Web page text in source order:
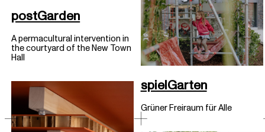
postGarden
A permacultural intervention in
the courtyard of the New Town
Hall
spielGarten
Grüner Freiraum für Alle